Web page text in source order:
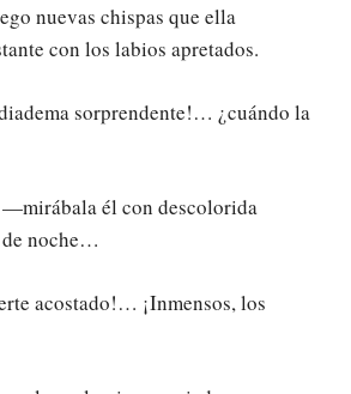
nuevas chispas que ella
con los labios apretados.
sorprendente!… ¿cuándo la
él con descolorida
noche…
acostado!… ¡Inmensos, los